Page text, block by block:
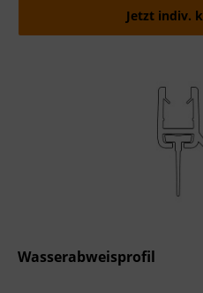
Jetzt indiv.
Wasserabweisprofil